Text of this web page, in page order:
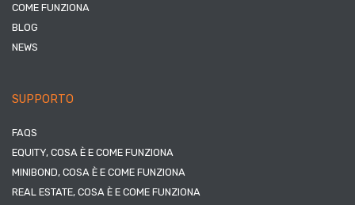
COME FUNZIONA
BLOG
NEWS
SUPPORTO
FAQS
EQUITY, COSA È E COME FUNZIONA
MINIBOND, COSA È E COME FUNZIONA
REAL ESTATE, COSA È E COME FUNZIONA